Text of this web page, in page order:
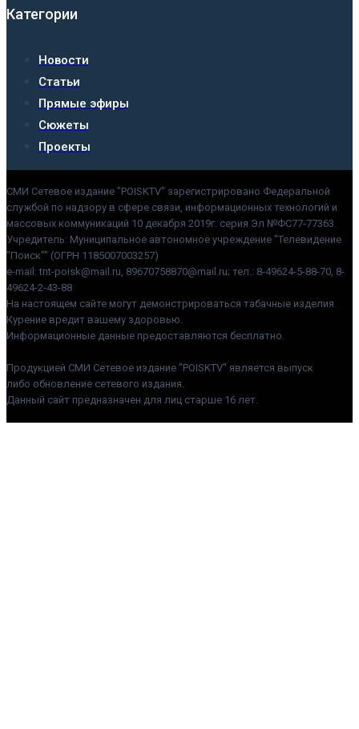
Категории
Новости
Статьи
Прямые эфиры
Сюжеты
Проекты
СМИ Сетевое издание "POISKTV" зарегистрировано Федеральной
службой по надзору в сфере связи, информационных технологий и
массовых коммуникаций 10 декабря 2019г. серия Эл №ФС77-77363.
Учредитель: Муниципальное автономное учреждение "Телевидение
"Поиск"" (ОГРН 1185007003257)
e-mail: tnt-poisk@mail.ru, 89670758870@mail.ru; тел.: 8-49624-5-88-70, 8-
49624-2-43-88
На настоящем сайте могут демонстрироваться табачные изделия.
Курение вредит вашему здоровью.
Информационные данные предоставляются бесплатно.
Продукцией СМИ Сетевое издание "POISKTV" является выпуск
либо обновление сетевого издания.
Данный сайт предназначен для лиц старше 16 лет.